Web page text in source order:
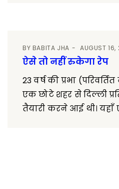
BY BABITA JHA AUGUST
ऐसे तो नहीं रुकेगा रेप
23 वर्ष की प्रभा
एक छोटे शहर से दिल्ली
तैयारी करने आई थी।